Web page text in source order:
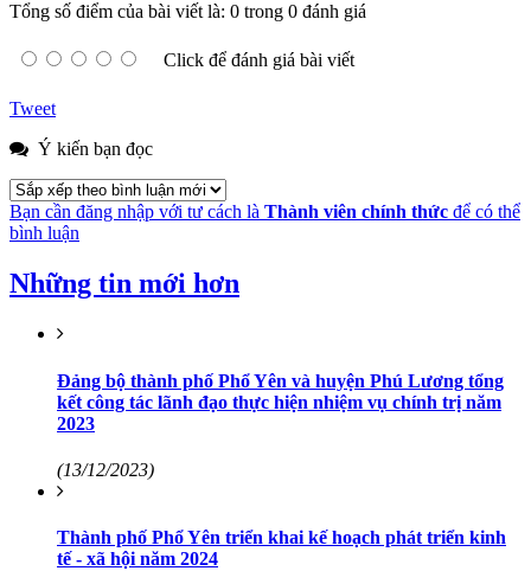
Tổng số điểm của bài viết là: 0 trong 0 đánh giá
Click để đánh giá bài viết
Tweet
Ý kiến bạn đọc
Bạn cần đăng nhập với tư cách là Thành viên chính thức để có thể
bình luận
Những tin mới hơn
Đảng bộ thành phố Phổ Yên và huyện Phú Lương tổng
kết công tác lãnh đạo thực hiện nhiệm vụ chính trị năm
2023
(13/12/2023)
Thành phố Phổ Yên triển khai kế hoạch phát triển kinh
tế - xã hội năm 2024